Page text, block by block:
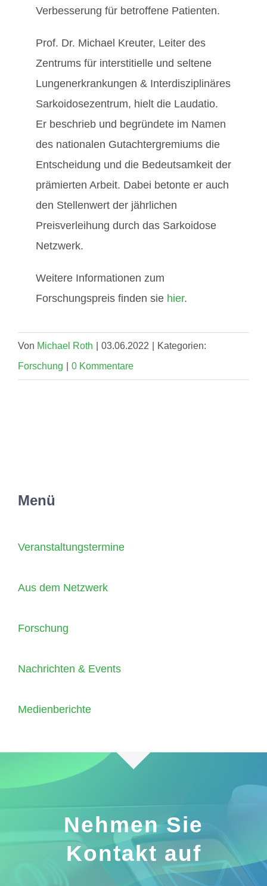
Verbesserung für betroffene Patienten.
Prof. Dr. Michael Kreuter, Leiter des
Zentrums für interstitielle und seltene
Lungenerkrankungen & Interdisziplinäres
Sarkoidosezentrum, hielt die Laudatio.
Er beschrieb und begründete im Namen
des nationalen Gutachtergremiums die
Entscheidung und die Bedeutsamkeit der
prämierten Arbeit. Dabei betonte er auch
den Stellenwert der jährlichen
Preisverleihung durch das Sarkoidose
Netzwerk.
Weitere Informationen zum
Forschungspreis finden sie hier.
Von Michael Roth 03.06.2022
Kategorien:
Forschung
0 Kommentare
Menü
Veranstaltungstermine
Aus dem Netzwerk
Forschung
Nachrichten & Events
Medienberichte
Nehmen Sie
Kontakt auf